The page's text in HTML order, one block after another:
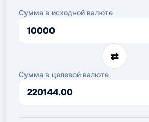
Сумма в исходной валюте
Сумма
исходной
⇄
Сумма в целевой валюте
Сумма
целевой
валюте